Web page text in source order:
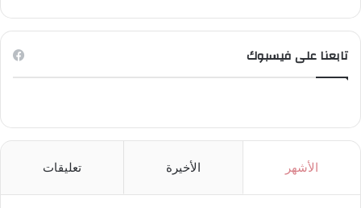
تابعنا على فيسبوك
الأشهر الأخيرة تعليقات